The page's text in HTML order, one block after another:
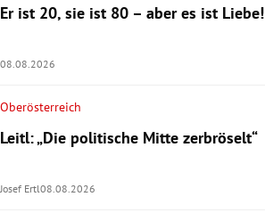
Er ist 20, sie ist 80 – aber es ist Liebe!
08.08.2026
Oberösterreich
Leitl: „Die politische Mitte zerbröselt“
Josef Ertl08.08.2026